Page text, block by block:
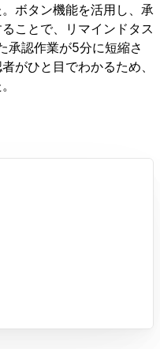
ボタン機能を活用し、承
ことで、リマインドタス
承認作業が5分に短縮さ
がひと目でわかるため、